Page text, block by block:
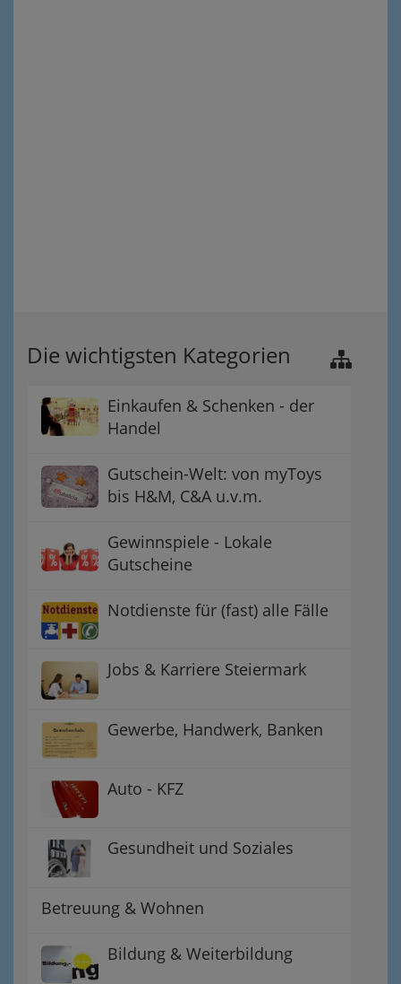
Die wichtigsten Kategorien
Einkaufen & Schenken - der
Handel
Gutschein-Welt: von myToys
bis H&M, C&A u.v.m.
Gewinnspiele - Lokale
Gutscheine
Notdienste für (fast) alle Fälle
Jobs & Karriere Steiermark
Gewerbe, Handwerk, Banken
Auto - KFZ
Gesundheit und Soziales
Betreuung & Wohnen
Bildung & Weiterbildung